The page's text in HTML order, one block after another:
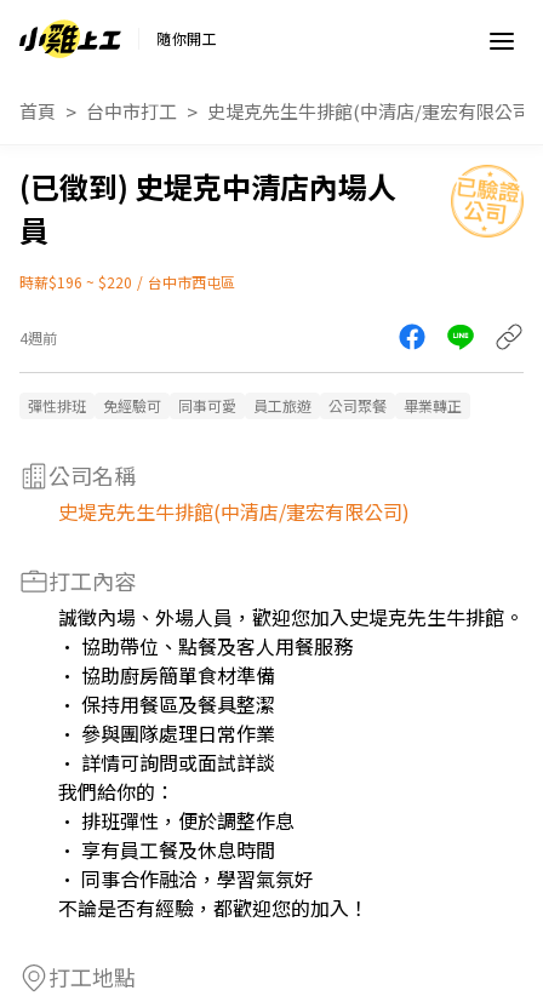
隨你開工
首頁 台中市打工 史堤克先生牛排館(中清店/寁宏有限公司)
史堤克中清店內場人
員
時薪$196 ~ $220 / 台中市西屯區
4週前
彈性排班 免經驗可 同事可愛 員工旅遊 公司聚餐 畢業轉正
公司名稱
史堤克先生牛排館(中清店/寁宏有限公司)
打工內容
誠徵內場、外場人員，歡迎您加入史堤克先生牛排館。
• 協助帶位、點餐及客人用餐服務
• 協助廚房簡單食材準備
• 保持用餐區及餐具整潔
• 參與團隊處理日常作業
• 詳情可詢問或面試詳談
我們給你的：
• 排班彈性，便於調整作息
• 享有員工餐及休息時間
• 同事合作融洽，學習氣氛好
不論是否有經驗，都歡迎您的加入！
打工地點